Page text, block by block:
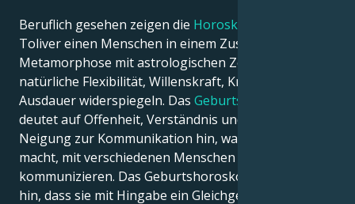
Beruflich gesehen zeigen die Horoskope
Toliver einen Menschen in einem Zustand ständiger
Metamorphose mit astrologischen Zeichen, die
natürliche Flexibilität, Willenskraft, Kreativität und
Ausdauer widerspiegeln. Das Geburtshoroskop
deutet auf Offenheit, Verständnis und eine natürliche
Neigung zur Kommunikation hin, was sie effektiver
macht, mit verschiedenen Menschen zu
kommunizieren. Das Geburtshoroskop deutet darauf
hin, dass sie mit Hingabe ein Gleichgewicht zwischen